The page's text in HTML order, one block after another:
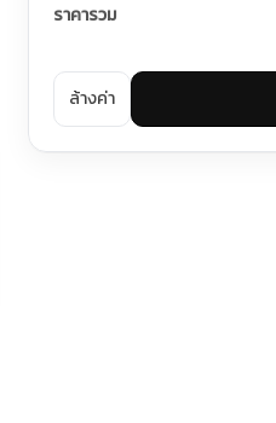
ราคารวม
ล้างค่า